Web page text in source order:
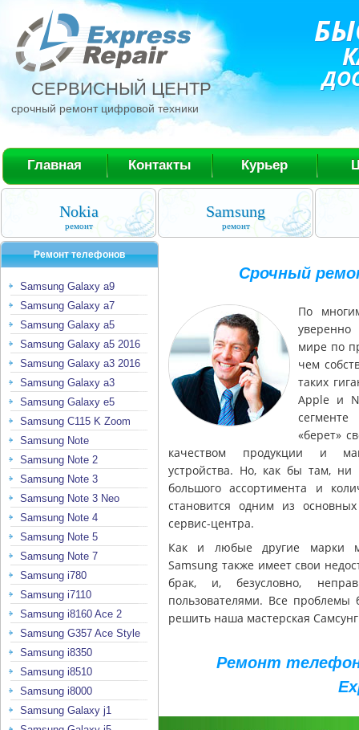
СЕРВИСНЫЙ ЦЕНТР
срочный ремонт цифровой техники
Главная Контакты Курьер
Nokia
ремонт
Samsung
ремонт
Ремонт телефонов
Samsung Galaxy a9
Samsung Galaxy a7
Samsung Galaxy a5
Samsung Galaxy a5 2016
Samsung Galaxy a3 2016
Samsung Galaxy a3
Samsung Galaxy e5
Samsung C115 K Zoom
Samsung Note
Samsung Note 2
Samsung Note 3
Samsung Note 3 Neo
Samsung Note 4
Samsung Note 5
Samsung Note 7
Samsung i780
Samsung i7110
Samsung i8160 Ace 2
Samsung G357 Ace Style
Samsung i8350
Samsung i8510
Samsung i8000
Samsung Galaxy j1
Срочный
По
мире по
чем
таких
Apple и
«берет»
качеством продукции и
устройства. Но, как бы там,
большого ассортимента и
становится одним из
сервис-центра.
Как и любые другие марки
Samsung также имеет свои
брак, и, безусловно,
пользователями. Все проблемы
решить наша мастерская
Ремонт